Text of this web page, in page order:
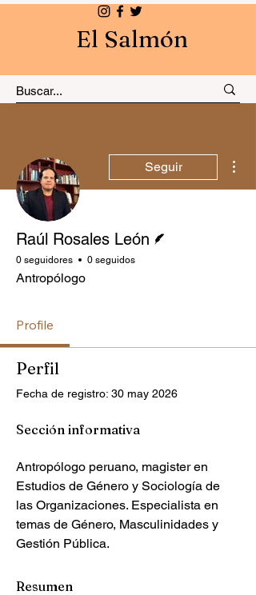
El Salmón
Seguir
Raúl Rosales León
0 seguidores 0 seguidos
Antropólogo
Profile
Perfil
Fecha de registro: 30 may 2026
Sección informativa
Antropólogo peruano, magister en
Estudios de Género y Sociología de
las Organizaciones. Especialista en
temas de Género, Masculinidades y
Gestión Pública.
Resumen